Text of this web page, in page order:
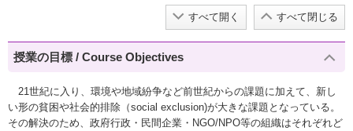
すべて開く すべて閉じる
授業の目標 / Course Objectives
21世紀に入り、環境や地域紛争など前世紀からの課題に加えて、新し
い形の貧困や社会的排除（social exclusion)が大きな課題となっている。
その解決のため、政府行政・民間企業・NGO/NPO等の組織はそれぞれど